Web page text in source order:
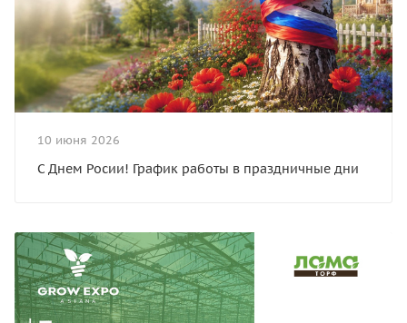
10 июня 2026
С Днем Росии! График работы в праздничные дни